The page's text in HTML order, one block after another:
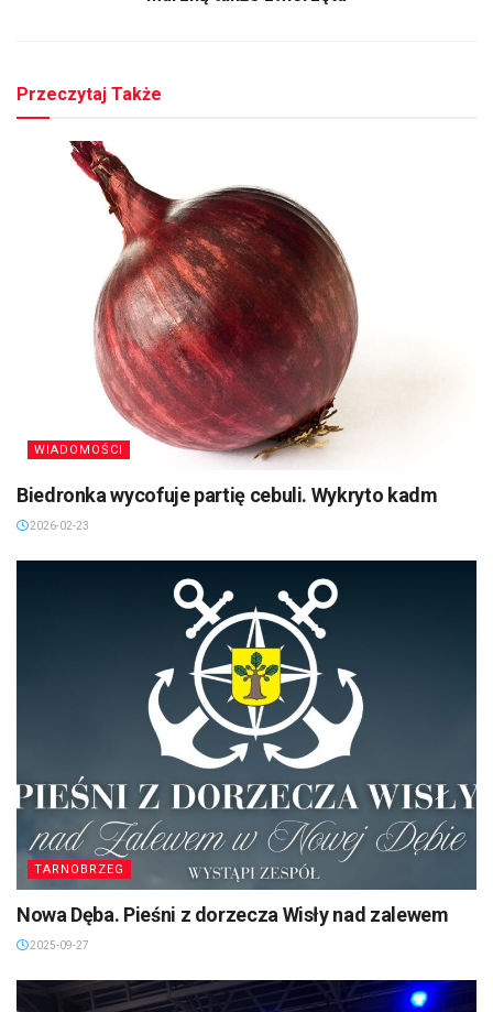
Przeczytaj Także
WIADOMOŚCI
Biedronka wycofuje partię cebuli. Wykryto kadm
2026-02-23
TARNOBRZEG
Nowa Dęba. Pieśni z dorzecza Wisły nad zalewem
2025-09-27